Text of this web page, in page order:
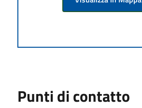
Punti di contatto